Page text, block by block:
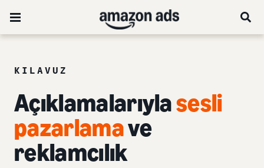
KILAVUZ
Açıklamalarıylasesli
pazarlamave
reklamcılık